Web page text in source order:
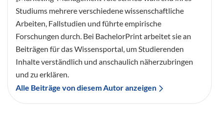
Studiums mehrere verschiedene wissenschaftliche
Arbeiten, Fallstudien und führte empirische
Forschungen durch. Bei BachelorPrint arbeitet sie an
Beiträgen für das Wissensportal, um Studierenden
Inhalte verständlich und anschaulich näherzubringen
und zu erklären.
Alle Beiträge von diesem Autor anzeigen